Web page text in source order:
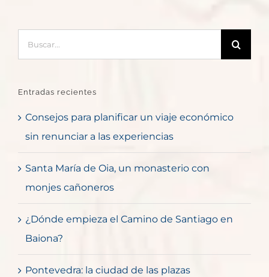
Entradas recientes
Consejos para planificar un viaje económico
sin renunciar a las experiencias
Santa María de Oia, un monasterio con
monjes cañoneros
¿Dónde empieza el Camino de Santiago en
Baiona?
Pontevedra: la ciudad de las plazas